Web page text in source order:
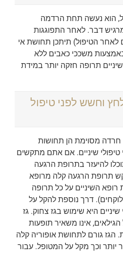
הוא נעשה תחת הרדמה
דבר. לאחר התפוגגות
הטיפול) תיתכן תחושת אי
משככי כאבים ללא
תרופה חזקה יותר במידת
וחשש לפני טיפול
מסוימת הן תחושות
טיפולי שיניים. אם אתם מתקשים
להיעזר בתרופת הרגעה
תרופת הרגעה קלה מרופא
השיניים על כל תרופה
דרך נוספת להקל על
היא שימוש בגז צחוק. גז
אינו משאיר תופעות
הגז גורם לתחושת אופוריה קלה
יותר וכך מקל על המטופל. עבור